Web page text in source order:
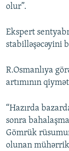
olur”.
Ekspert
stabilləşəcəyini
R.Osmanlıya
artımının
“Hazırda
sonra
Gömrük
olunan